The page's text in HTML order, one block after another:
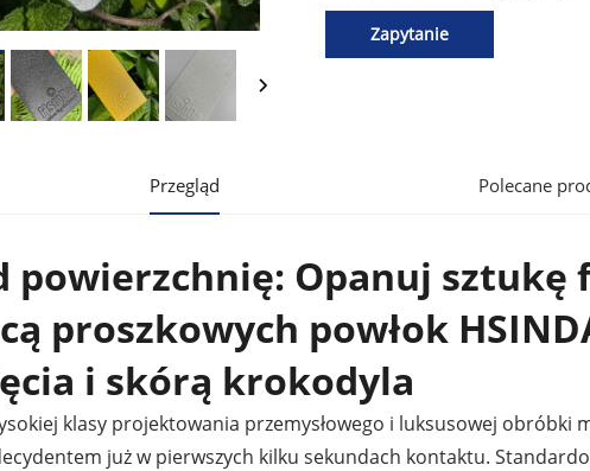
Zapytanie
Przegląd Polecane
powierzchnię: Opanuj sztukę
proszkowych powłok
i skórą krokodyla
klasy projektowania przemysłowego i luksusowej obróbki
już w pierwszych kilku sekundach kontaktu.